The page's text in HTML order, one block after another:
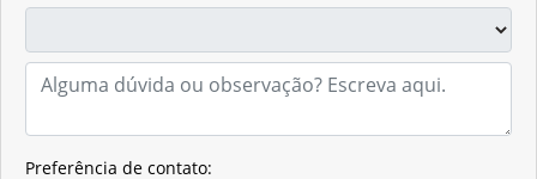
Preferência de contato: